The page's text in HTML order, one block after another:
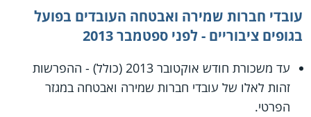
עובדי חברות שמירה ואבטחה העובדים בפועל
בגופים ציבוריים - לפני ספטמבר 2013
עד משכורת חודש אוקטובר 2013 (כולל) - ההפרשות
זהות לאלו של עובדי חברות שמירה ואבטחה במגזר
הפרטי.